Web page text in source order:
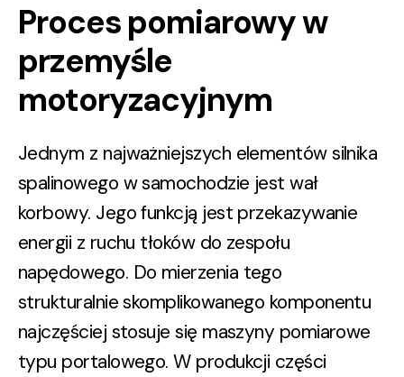
Proces pomiarowy w
przemyśle
motoryzacyjnym
Jednym z najważniejszych elementów silnika
spalinowego w samochodzie jest wał
korbowy. Jego funkcją jest przekazywanie
energii z ruchu tłoków do zespołu
napędowego. Do mierzenia tego
strukturalnie skomplikowanego komponentu
najczęściej stosuje się maszyny pomiarowe
typu portalowego. W produkcji części